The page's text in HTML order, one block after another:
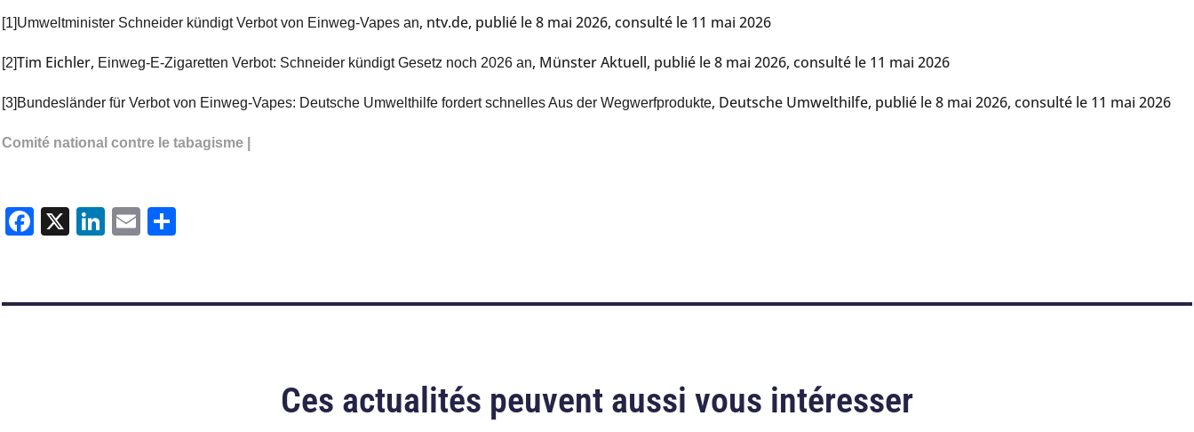
[1]Umweltminister Schneider kündigt Verbot von Einweg-Vapes an, ntv.de, publié le 8 mai 2026, consulté le 11 mai 2026
[2]Tim Eichler, Einweg-E-Zigaretten Verbot: Schneider kündigt Gesetz noch 2026 an, Münster Aktuell, publié le 8 mai 2026, consulté le 11 mai 2026
[3] Bundesländer für Verbot von Einweg-Vapes: Deutsche Umwelthilfe fordert schnelles Aus der Wegwerfprodukte, Deutsche Umwelthilfe, publié le 8 mai 2026, consulté le 11 mai 2026
Comité national contre le tabagisme |
Facebook
X LinkedIn
Email
Ces actualités peuvent aussi vous intéresser